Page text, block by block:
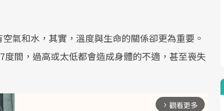
氣和水，其實，溫度與生命的關係卻更為重要。
間，過高或太低都會造成身體的不適，甚至喪失
arrow_forward_ios 觀看更多
前往專題
前往專題
前往專題